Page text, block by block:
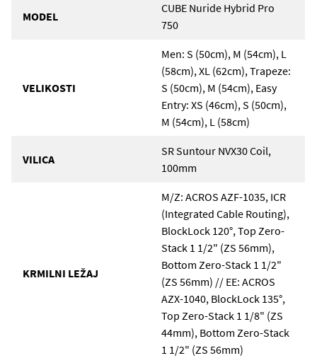
MODEL
CUBE Nuride Hybrid Pro
750
VELIKOSTI
Men: S (50cm), M (54cm), L
(58cm), XL (62cm), Trapeze:
S (50cm), M (54cm), Easy
Entry: XS (46cm), S (50cm),
M (54cm), L (58cm)
VILICA
SR Suntour NVX30 Coil,
100mm
KRMILNI LEŽAJ
M/Z: ACROS AZF-1035, ICR
(Integrated Cable Routing),
BlockLock 120°, Top Zero-
Stack 1 1/2" (ZS 56mm),
Bottom Zero-Stack 1 1/2"
(ZS 56mm) // EE: ACROS
AZX-1040, BlockLock 135°,
Top Zero-Stack 1 1/8" (ZS
44mm), Bottom Zero-Stack
1 1/2" (ZS 56mm)